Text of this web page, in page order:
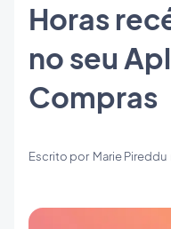
Horas
no seu
Compras
Escrito por Marie Pireddu